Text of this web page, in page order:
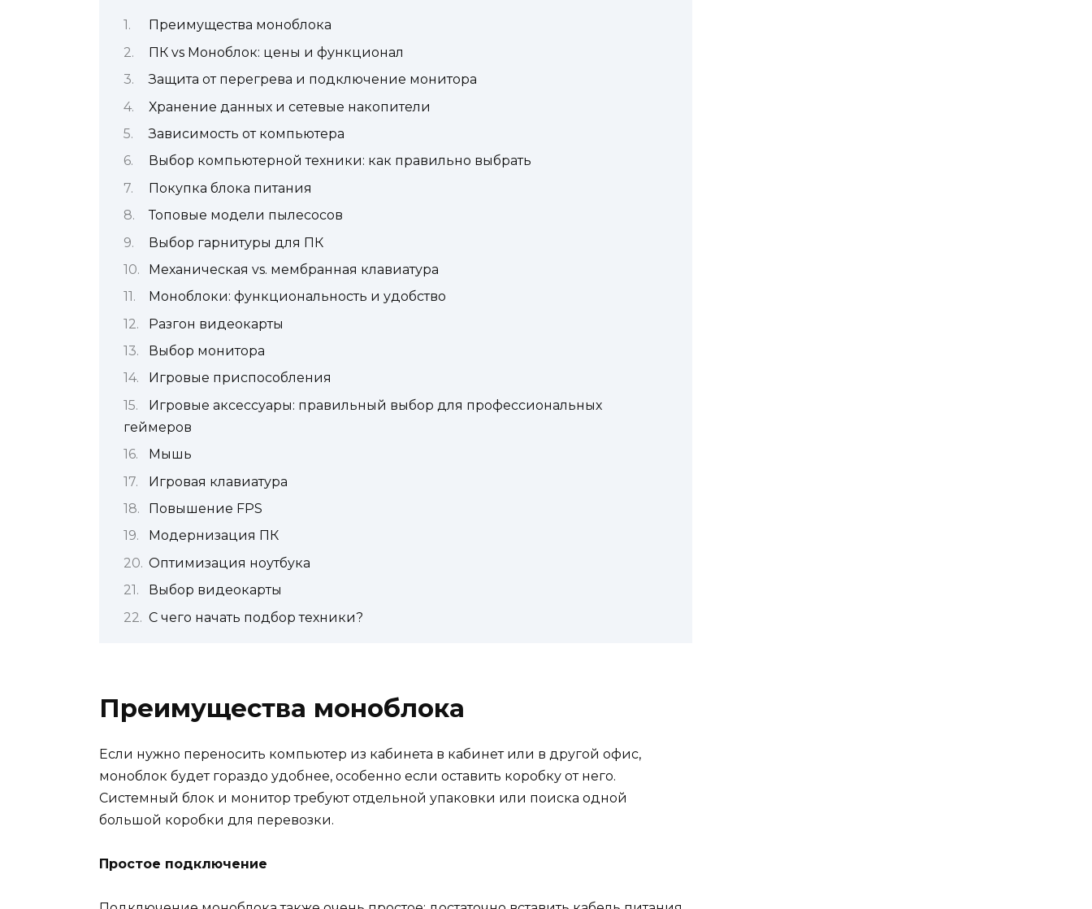
Преимущества моноблока
ПК vs Моноблок: цены и функционал
Защита от перегрева и подключение монитора
Хранение данных и сетевые накопители
Зависимость от компьютера
Выбор компьютерной техники: как правильно выбрать
Покупка блока питания
Топовые модели пылесосов
Выбор гарнитуры для ПК
Механическая vs. мембранная клавиатура
Моноблоки: функциональность и удобство
Разгон видеокарты
Выбор монитора
Игровые приспособления
Игровые аксессуары: правильный выбор для профессиональных
геймеров
Мышь
Игровая клавиатура
Повышение FPS
Модернизация ПК
Оптимизация ноутбука
Выбор видеокарты
С чего начать подбор техники?
Преимущества моноблока
Если нужно переносить компьютер из кабинета в кабинет или в другой офис,
моноблок будет гораздо удобнее, особенно если оставить коробку от него.
Системный блок и монитор требуют отдельной упаковки или поиска одной
большой коробки для перевозки.
Простое подключение